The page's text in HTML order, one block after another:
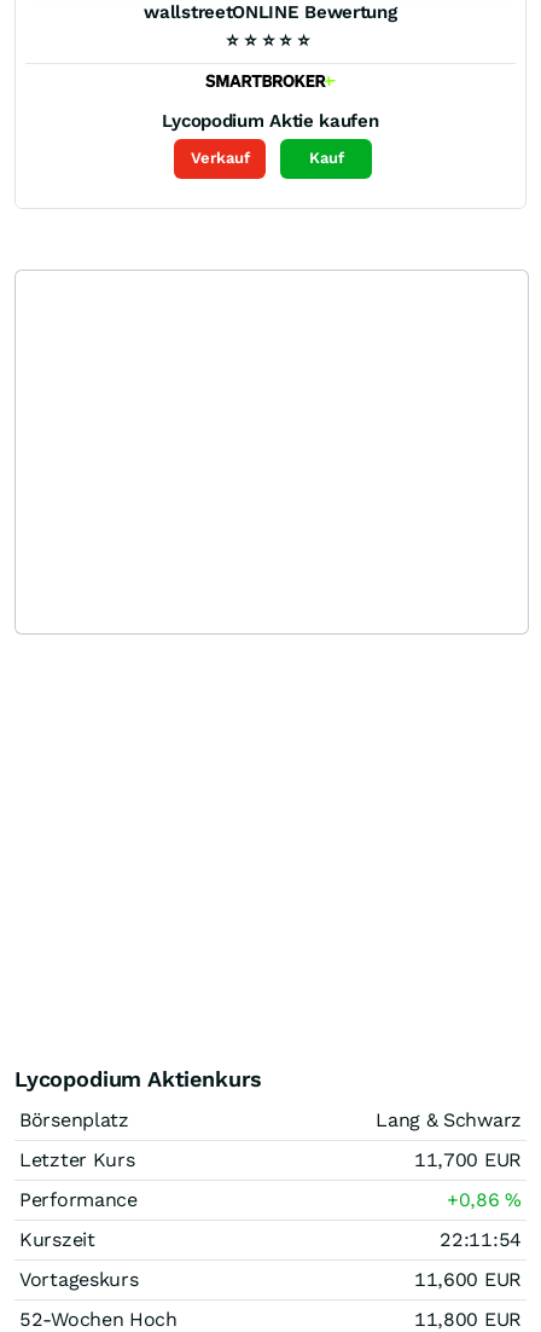
wallstreetONLINE Bewertung
⭐ ⭐ ⭐ ⭐ ⭐
Lycopodium Aktie kaufen
Verkauf Kauf
Lycopodium Aktienkurs
Börsenplatz
Lang & Schwarz
Letzter Kurs
11,700 EUR
Performance
+0,86%
Kurszeit
22:11:54
Vortageskurs
11,600 EUR
52-Wochen Hoch
11,800 EUR